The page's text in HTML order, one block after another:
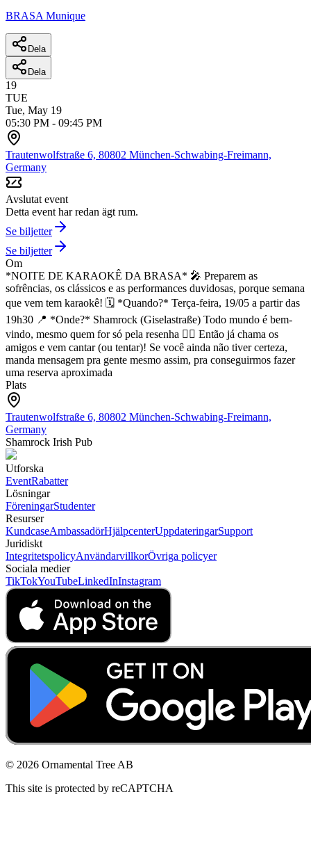
BRASA Munique
Dela
Dela
19
TUE
Tue, May 19
05:30 PM - 09:45 PM
Trautenwolfstraße 6, 80802 München-Schwabing-Freimann,
Germany
Avslutat event
Detta event har redan ägt rum.
Se biljetter
Se biljetter
Om
*NOITE DE KARAOKÊ DA BRASA* 🎤 Preparem as
sofrências, os clássicos e as performances duvidosas, porque semana
que vem tem karaokê! 🗓️ *Quando?* Terça-feira, 19/05 a partir das
19h30 📍 *Onde?* Shamrock (Giselastraße) Todo mundo é bem-
vindo, mesmo quem for só pela resenha 😮‍💨 Então já chama os
amigos e vem cantar (ou tentar)! Se você ainda não tiver certeza,
manda mensagem pra gente mesmo assim, pra conseguirmos fazer
uma reserva aproximada
Plats
Trautenwolfstraße 6, 80802 München-Schwabing-Freimann,
Germany
Shamrock Irish Pub
Utforska
EventRabatter
Lösningar
FöreningarStudenter
Resurser
KundcaseAmbassadörHjälpcenterUppdateringarSupport
Juridiskt
IntegritetspolicyAnvändarvillkorÖvriga policyer
Sociala medier
TikTokYouTubeLinkedInInstagram
© 2026 Ornamental Tree AB
This site is protected by reCAPTCHA